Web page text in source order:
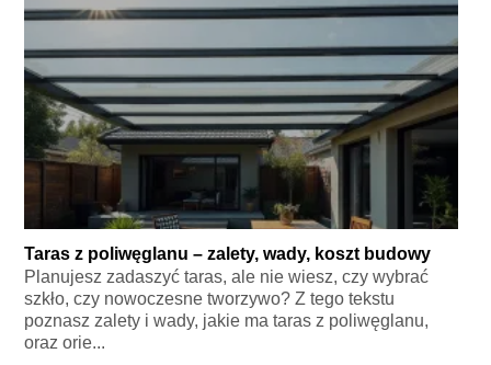
Taras z poliwęglanu – zalety, wady, koszt budowy
Planujesz zadaszyć taras, ale nie wiesz, czy wybrać
szkło, czy nowoczesne tworzywo? Z tego tekstu
poznasz zalety i wady, jakie ma taras z poliwęglanu,
oraz orie...